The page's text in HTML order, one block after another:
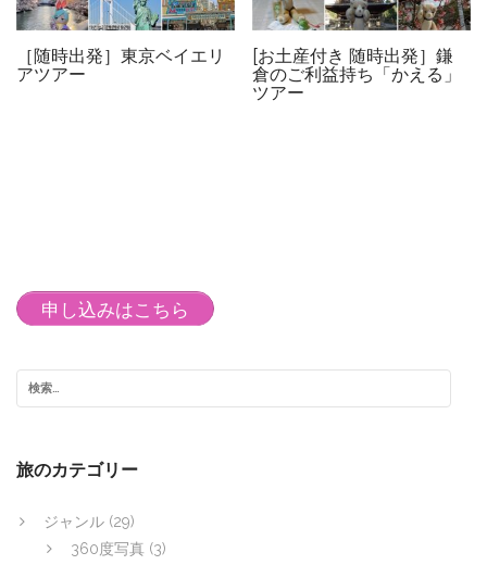
［随時出発］東京ベイエリ
アツアー
[お土産付き 随時出発］鎌
倉のご利益持ち「かえる」
ツアー
申し込みはこちら
旅のカテゴリー
ジャンル (29)
360度写真 (3)